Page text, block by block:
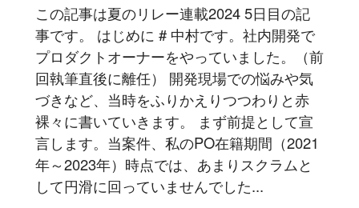
この記事は夏のリレー連載2024 5日目の記
事です。 はじめに # 中村です。社内開発で
プロダクトオーナーをやっていました。（前
回執筆直後に離任） 開発現場での悩みや気
づきなど、当時をふりかえりつつわりと赤
裸々に書いていきます。 まず前提として宣
言します。当案件、私のPO在籍期間（2021
年～2023年）時点では、あまりスクラムと
して円滑に回っていませんでした...